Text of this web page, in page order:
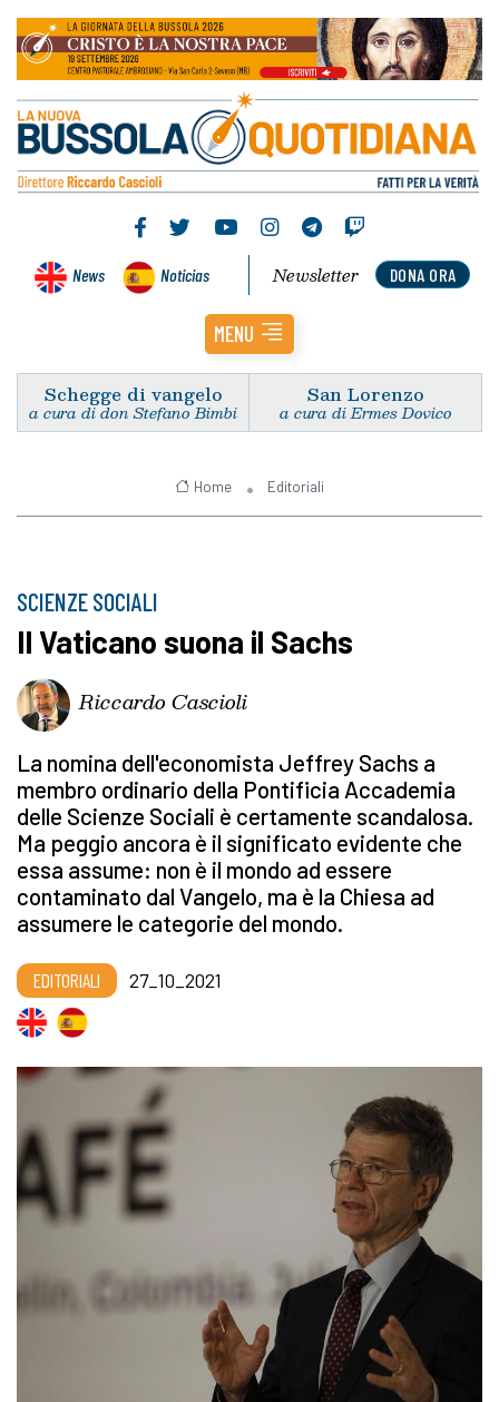
News Noticias DONA ORA
Newsletter
MENU
Schegge di vangelo
a cura di don Stefano Bimbi
San Lorenzo
a cura di Ermes Dovico
Home Editoriali
SCIENZE SOCIALI
Il Vaticano suona il Sachs
Riccardo Cascioli
La nomina dell'economista Jeffrey Sachs a
membro ordinario della Pontificia Accademia
delle Scienze Sociali è certamente scandalosa.
Ma peggio ancora è il significato evidente che
essa assume: non è il mondo ad essere
contaminato dal Vangelo, ma è la Chiesa ad
assumere le categorie del mondo.
EDITORIALI 27_10_2021